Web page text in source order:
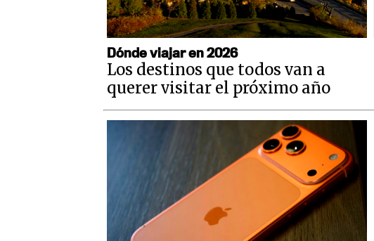
Dónde viajar en 2026
Los destinos que todos van a
querer visitar el próximo año